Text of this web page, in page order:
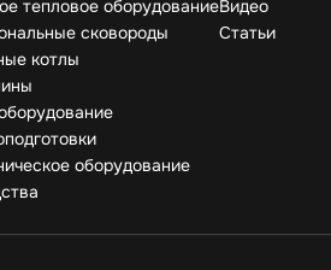
тепловое оборудование
сковороды
котлы
оборудование
Видео
Статьи